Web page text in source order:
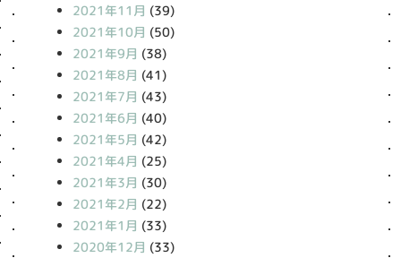
2021年11月 (39)
2021年10月 (50)
2021年9月 (38)
2021年8月 (41)
2021年7月 (43)
2021年6月 (40)
2021年5月 (42)
2021年4月 (25)
2021年3月 (30)
2021年2月 (22)
2021年1月 (33)
2020年12月 (33)